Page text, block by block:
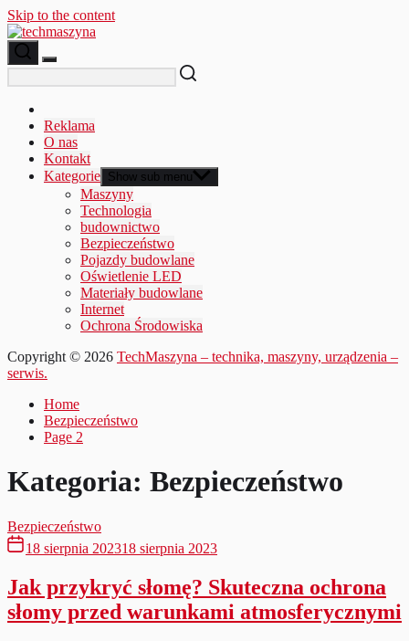
Skip to the content
Reklama
O nas
Kontakt
Kategorie Show sub menu
Maszyny
Technologia
budownictwo
Bezpieczeństwo
Pojazdy budowlane
Oświetlenie LED
Materiały budowlane
Internet
Ochrona Środowiska
Copyright © 2026 TechMaszyna – technika, maszyny, urządzenia –
serwis.
Home
Bezpieczeństwo
Page 2
Kategoria: Bezpieczeństwo
Bezpieczeństwo
18 sierpnia 202318 sierpnia 2023
Jak przykryć słomę? Skuteczna ochrona
słomy przed warunkami atmosferycznymi